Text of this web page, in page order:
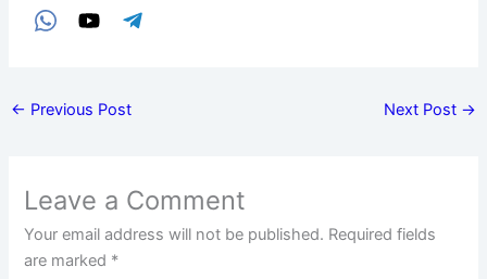
← Previous Post Next Post →
Leave a Comment
Your email address will not be published. Required fields
are marked *